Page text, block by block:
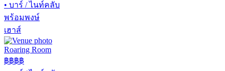
• บาร์ / ไนท์คลับ
พร้อมพงษ์
เฮาส์
Roaring Room
฿฿฿฿